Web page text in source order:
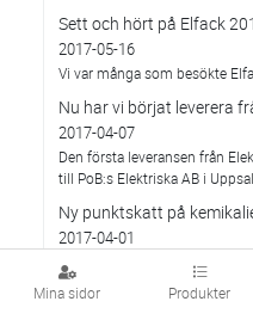
Mina sidor Produkter
Sett och hört på Elfack
2017-05-16
Vi var många som besökte
Nu har vi börjat leverera
2017-04-07
Den första leveransen från
till PoB:s Elektriska AB i
Ny punktskatt på
2017-04-01
Från den 1 april 2017
viss elektronik att införas.